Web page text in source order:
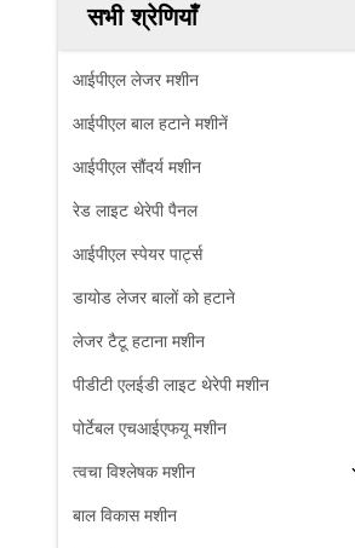
सभी श्रेणियाँ
आईपीएल लेजर मशीन
आईपीएल बाल हटाने मशीनें
आईपीएल सौंदर्य मशीन
रेड लाइट थेरेपी पैनल
आईपीएल स्पेयर पार्ट्स
डायोड लेजर बालों को हटाने
लेजर टैटू हटाना मशीन
पीडीटी एलईडी लाइट थेरेपी मशीन
पोर्टेबल एचआईएफयू मशीन
त्वचा विश्लेषक मशीन
बाल विकास मशीन